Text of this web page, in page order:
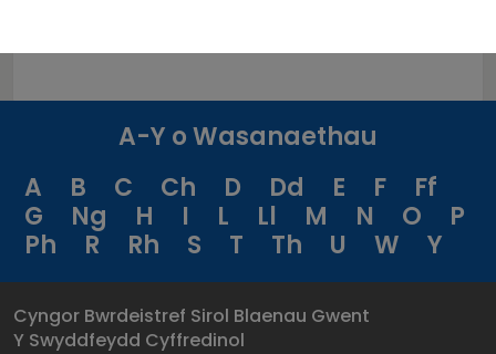
A-Y o Wasanaethau
A
B C Ch D Dd E F
Ff
G
Ng H I L Ll M N O
P
Ph
R Rh S T Th U W Y
Cyngor Bwrdeistref Sirol Blaenau Gwent
Y Swyddfeydd Cyffredinol